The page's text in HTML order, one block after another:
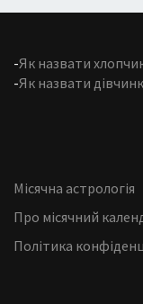
-Як назвати
-Як назвати
Місячна астрологія
Про місячний
Політика